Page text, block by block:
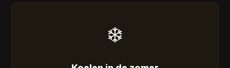
❄️